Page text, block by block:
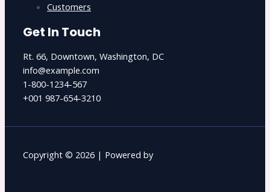
Customers
Get In Touch
Rt. 66, Downtown, Washington, DC
info@example.com​
1-800-1234-567
+001 987-654-3210
Copyright © 2026 | Powered by